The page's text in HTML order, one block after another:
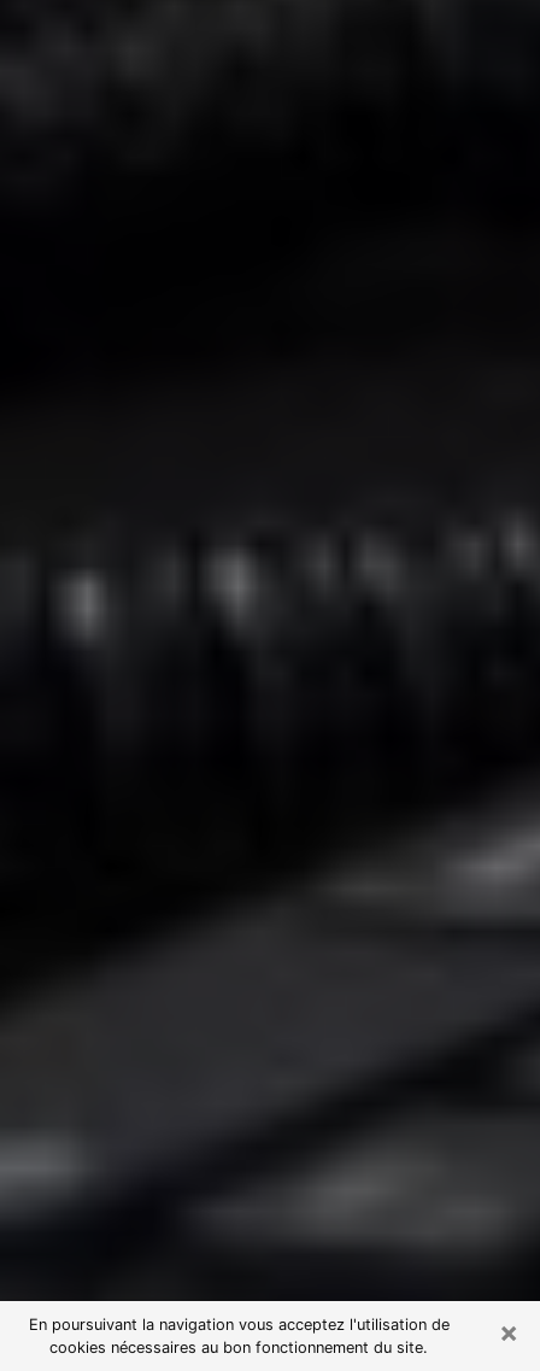
×
En poursuivant la navigation vous acceptez l'utilisation de
cookies nécessaires au bon fonctionnement du site.